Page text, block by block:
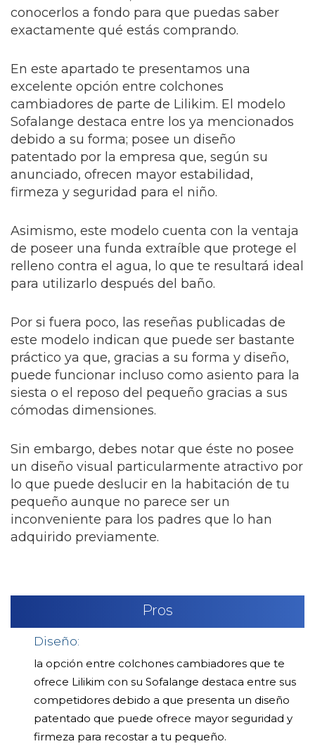
conocerlos a fondo para que puedas saber
exactamente qué estás comprando.
En este apartado te presentamos una
excelente opción entre colchones
cambiadores de parte de Lilikim. El modelo
Sofalange destaca entre los ya mencionados
debido a su forma; posee un diseño
patentado por la empresa que, según su
anunciado, ofrecen mayor estabilidad,
firmeza y seguridad para el niño.
Asimismo, este modelo cuenta con la ventaja
de poseer una funda extraíble que protege el
relleno contra el agua, lo que te resultará ideal
para utilizarlo después del baño.
Por si fuera poco, las reseñas publicadas de
este modelo indican que puede ser bastante
práctico ya que, gracias a su forma y diseño,
puede funcionar incluso como asiento para la
siesta o el reposo del pequeño gracias a sus
cómodas dimensiones.
Sin embargo, debes notar que éste no posee
un diseño visual particularmente atractivo por
lo que puede deslucir en la habitación de tu
pequeño aunque no parece ser un
inconveniente para los padres que lo han
adquirido previamente.
Pros
Diseño:
la opción entre colchones cambiadores que te
ofrece Lilikim con su Sofalange destaca entre sus
competidores debido a que presenta un diseño
patentado que puede ofrece mayor seguridad y
firmeza para recostar a tu pequeño.